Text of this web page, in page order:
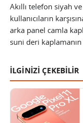
Akıllı telefon siyah
kullanıcıların
arka panel camla
suni deri
İLGİNİZİ ÇEKEBİLİR